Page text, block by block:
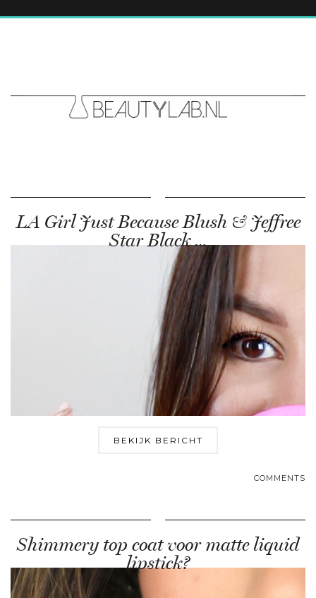
LA Girl Just Because Blush & Jeffree
Star Black …
BEKIJK BERICHT
COMMENTS
Shimmery top coat voor matte liquid
lipstick?